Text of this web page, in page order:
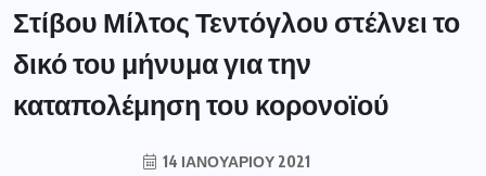
Στίβου Μίλτος Τεντόγλου στέλνει το
δικό του μήνυμα για την
καταπολέμηση του κορονοϊού
14 ΙΑΝΟΥΑΡΊΟΥ 2021